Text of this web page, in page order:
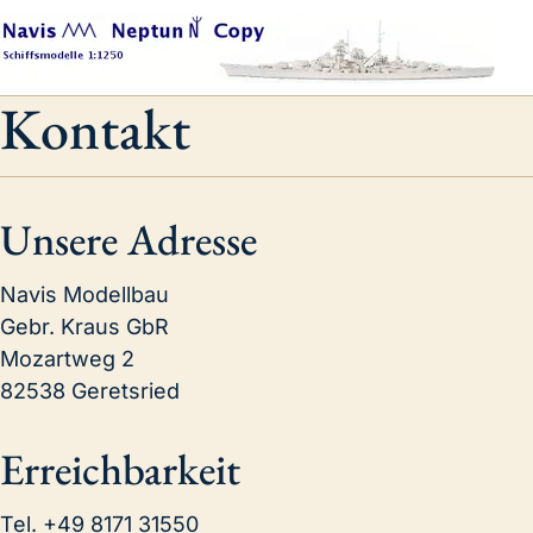
Kontakt
Unsere Adresse
Navis Modellbau
Gebr. Kraus GbR
Mozartweg 2
82538 Geretsried
Erreichbarkeit
Tel. +49 8171 31550